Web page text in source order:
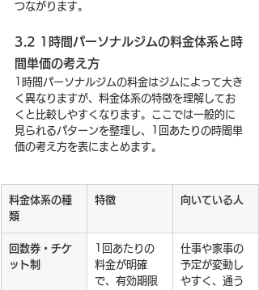
つながります。
3.2 1時間パーソナルジムの料金体系と時
間単価の考え方
1時間パーソナルジムの料金はジムによって大き
く異なりますが、料金体系の特徴を理解してお
くと比較しやすくなります。ここでは一般的に
見られるパターンを整理し、1回あたりの時間単
価の考え方を表にまとめます。
料金体系の種
類
特徴 向いている人
回数券・チケ
ット制
1回あたりの
料金が明確
で、有効期限
仕事や家事の
予定が変動し
やすく、通う